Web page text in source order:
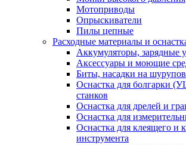
Мотоприводы
Опрыскиватели
Пилы цепные
Расходные материалы и
Аккумуляторы, зарядные
Аксессуары и моющие
Биты, насадки на
Оснастка для болгарки
станков
Оснастка для дрелей и
Оснастка для
Оснастка для клеящего и
инструмента